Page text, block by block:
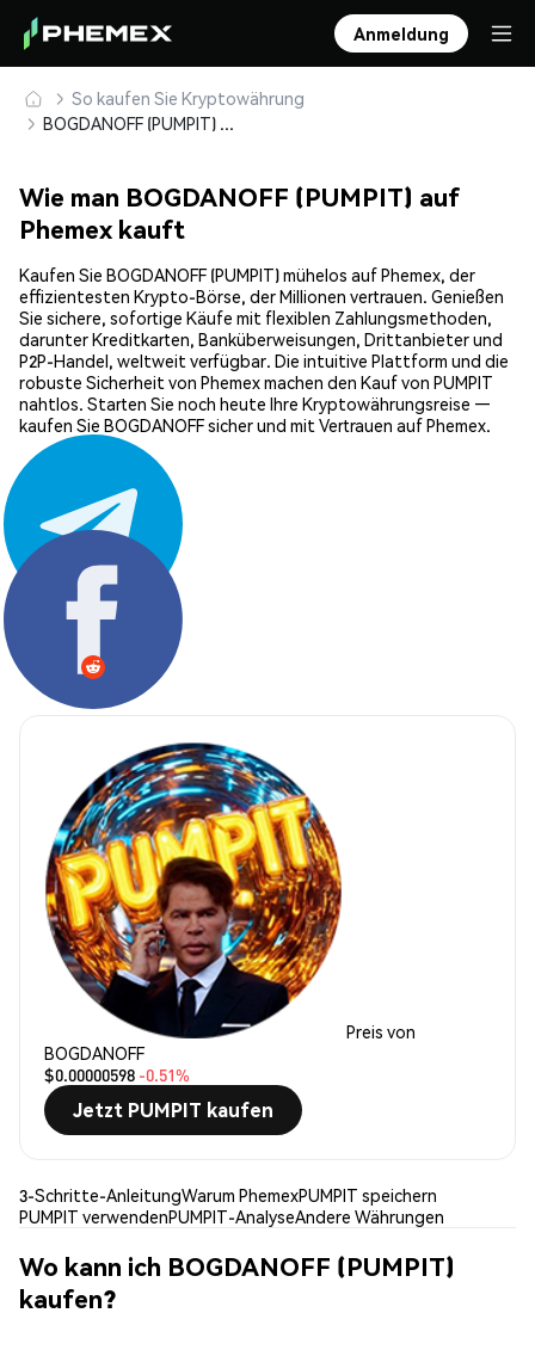
Anmeldung
So kaufen Sie Kryptowährung
BOGDANOFF (PUMPIT) sicher kaufen und speichern
Wie man BOGDANOFF (PUMPIT) auf
Phemex kauft
Kaufen Sie BOGDANOFF (PUMPIT) mühelos auf Phemex, der
effizientesten Krypto-Börse, der Millionen vertrauen. Genießen
Sie sichere, sofortige Käufe mit flexiblen Zahlungsmethoden,
darunter Kreditkarten, Banküberweisungen, Drittanbieter und
P2P-Handel, weltweit verfügbar. Die intuitive Plattform und die
robuste Sicherheit von Phemex machen den Kauf von PUMPIT
nahtlos. Starten Sie noch heute Ihre Kryptowährungsreise —
kaufen Sie BOGDANOFF sicher und mit Vertrauen auf Phemex.
Teilen:
Preis von
BOGDANOFF
$0.00000598 -0.51%
Jetzt PUMPIT kaufen
3-Schritte-AnleitungWarum PhemexPUMPIT speichern
PUMPIT verwendenPUMPIT-AnalyseAndere Währungen
Wo kann ich BOGDANOFF (PUMPIT)
kaufen?